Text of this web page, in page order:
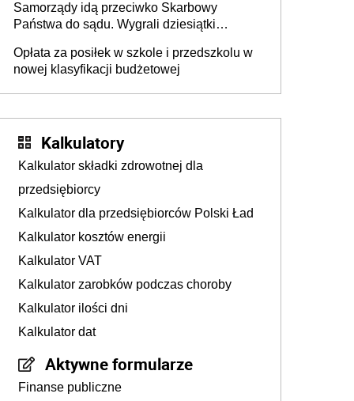
Samorządy idą przeciwko Skarbowy
Państwa do sądu. Wygrali dziesiątki
Opłata za posiłek w szkole i przedszkolu w
nowej klasyfikacji budżetowej
Kalkulatory
Kalkulator składki zdrowotnej dla
przedsiębiorcy
Kalkulator dla przedsiębiorców Polski Ład
Kalkulator kosztów energii
Kalkulator VAT
Kalkulator zarobków podczas choroby
Kalkulator ilości dni
Kalkulator dat
Aktywne formularze
Finanse publiczne